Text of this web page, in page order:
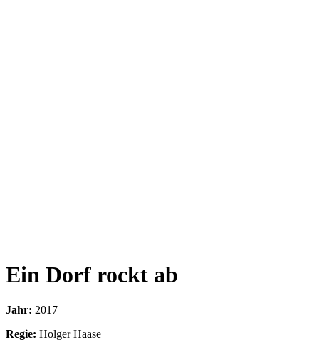
Ein Dorf rockt ab
Jahr: 2017
Regie: Holger Haase